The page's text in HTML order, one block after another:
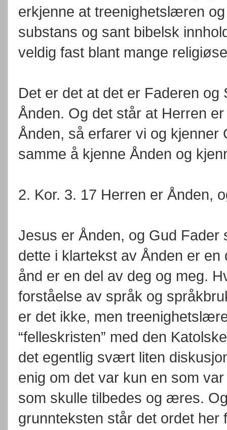
erkjenne at treenighetslæren
substans og sant bibelsk
veldig fast blant mange
Det er det at det er Faderen
Ånden. Og det står at Herren
Ånden, så erfarer vi og
samme å kjenne Ånden og
2. Kor. 3. 17 Herren er Ånden,
Jesus er Ånden, og Gud Fader
dette i klartekst av Ånden er
ånd er en del av deg og meg.
forståelse av språk og
er det ikke, men
“felleskristen” med den
det egentlig svært liten
enig om det var kun en som
som skulle tilbedes og æres.
grunnteksten står det ordet her